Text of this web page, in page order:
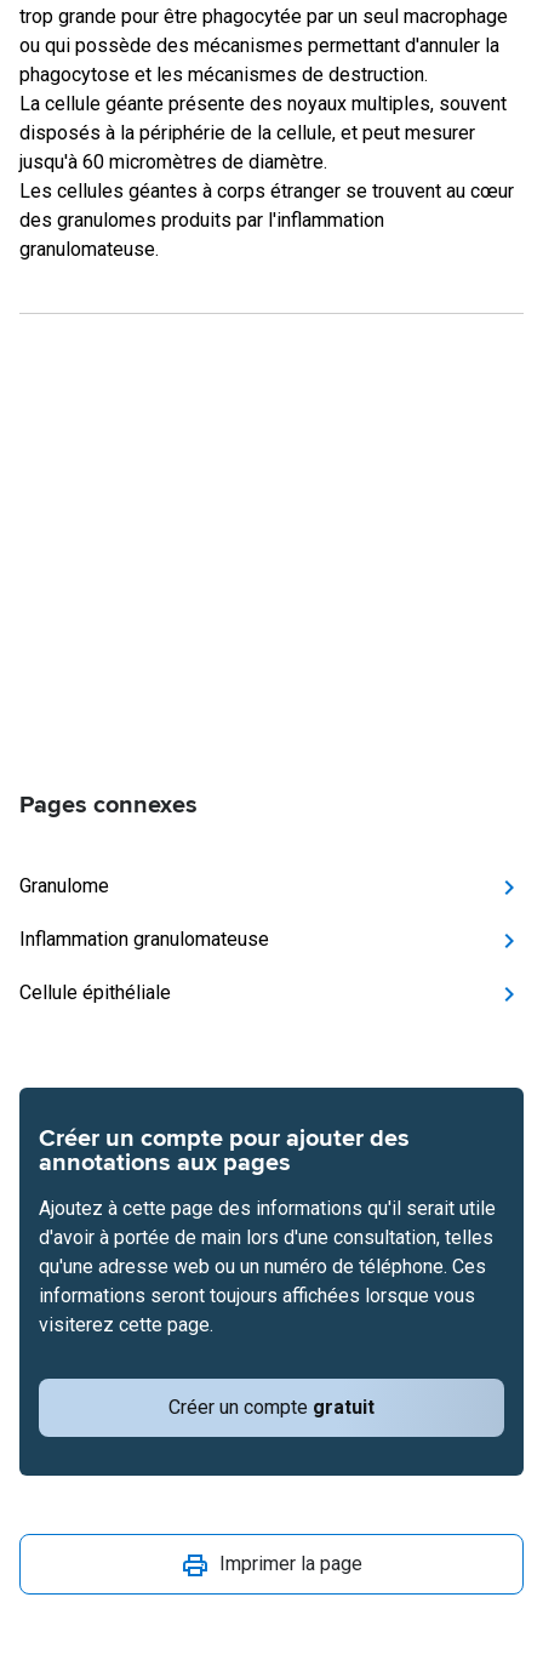
trop grande pour être phagocytée par un seul macrophage
ou qui possède des mécanismes permettant d'annuler la
phagocytose et les mécanismes de destruction.
La cellule géante présente des noyaux multiples, souvent
disposés à la périphérie de la cellule, et peut mesurer
jusqu'à 60 micromètres de diamètre.
Les cellules géantes à corps étranger se trouvent au cœur
des granulomes produits par l'inflammation
granulomateuse.
Pages connexes
Granulome
Inflammation granulomateuse
Cellule épithéliale
Créer un compte pour ajouter des
annotations aux pages
Créer un compte gratuit
Ajoutez à cette page des informations qu'il serait utile
d'avoir à portée de main lors d'une consultation, telles
qu'une adresse web ou un numéro de téléphone. Ces
informations seront toujours affichées lorsque vous
visiterez cette page.
Imprimer la page